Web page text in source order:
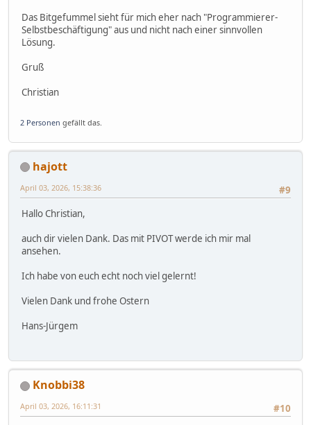
Das Bitgefummel sieht für mich eher nach "Programmierer-
Selbstbeschäftigung" aus und nicht nach einer sinnvollen
Lösung.
Gruß
Christian
2 Personen gefällt das.
hajott
#9
April 03, 2026, 15:38:36
Hallo Christian,
auch dir vielen Dank. Das mit PIVOT werde ich mir mal
ansehen.
Ich habe von euch echt noch viel gelernt!
Vielen Dank und frohe Ostern
Hans-Jürgem
Knobbi38
#10
April 03, 2026, 16:11:31